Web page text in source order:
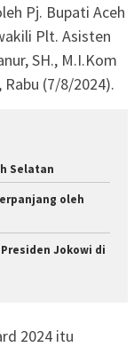
Pj. Bupati Aceh
Plt. Asisten
SH., M.I.Kom
(7/8/2024).
Selatan
oleh
Jokowi di
2024 itu